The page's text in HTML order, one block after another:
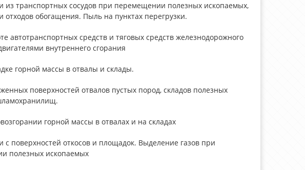
из транспортных сосудов при перемещении полезных ископаемых,
отходов обогащения. Пыль на пунктах перегрузки.
автотранспортных средств и тяговых средств железнодорожного
внутреннего сгорания
горной массы в отвалы и склады.
поверхностей отвалов пустых пород, складов полезных
горной массы в отвалах и на складах
с поверхностей откосов и площадок. Выделение газов при
полезных ископаемых